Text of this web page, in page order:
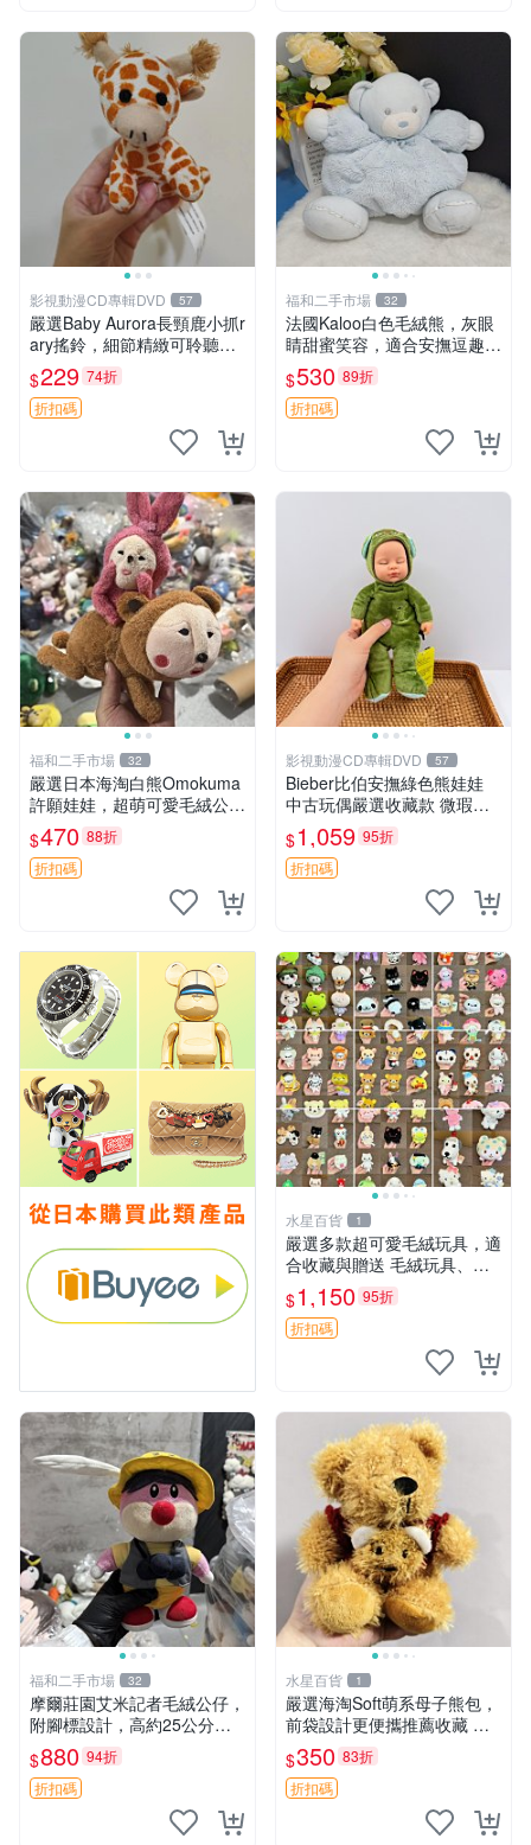
影視動漫CD專輯DVD 57
嚴選Baby Aurora長頸鹿小抓r
ary搖鈴，細節精緻可聆聽清
脆鈴音 軟萌可愛 定制紀念 金
屬搖鈴 新手媽咪推薦 長頸鹿
抓rary 搖鈴
$229 74折
折扣碼
福和二手市場 32
法國Kaloo白色毛絨熊，灰眼
睛甜蜜笑容，適合安撫逗趣可
愛，柔軟面料手感佳。14 白
色安撫熊 毛絨玩具 寶寶逗樂
具
$530 89折
折扣碼
福和二手市場 32
嚴選日本海淘白熊Omokuma
許願娃娃，超萌可愛毛絨公仔
推薦收藏 白熊 Omokuma 毛
絨玩具 偽裝娃娃 玩具擺飾
$470 88折
折扣碼
影視動漫CD專輯DVD 57
Bieber比伯安撫綠色熊娃娃
中古玩偶嚴選收藏款 微瑕輕
度使用 Bieber綠熊娃娃 中古
玩偶 微瑕
$1,059 95折
折扣碼
水星百貨 1
嚴選多款超可愛毛絨玩具，適
合收藏與贈送 毛絨玩具、抱
枕、公仔
$1,150 95折
折扣碼
福和二手市場 32
摩爾莊園艾米記者毛絨公仔，
附腳標設計，高約25公分，
全新未拆封，限量珍藏。艾米
記者 毛絨公仔 超萌玩偶
$880 94折
折扣碼
水星百貨 1
嚴選海淘Soft萌系母子熊包，
前袋設計更便攜推薦收藏 母
子熊 軟綿綿 包包
$350 83折
折扣碼